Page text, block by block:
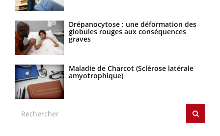
Drépanocytose : une déformation des
globules rouges aux conséquences
graves
Maladie de Charcot (Sclérose latérale
amyotrophique)